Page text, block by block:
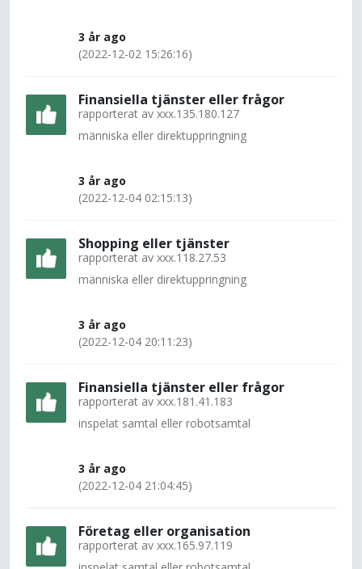
3 år ago
(2022-12-02 15:26:16)
Finansiella tjänster eller frågor
rapporterat av xxx.135.180.127
människa eller direktuppringning
3 år ago
(2022-12-04 02:15:13)
Shopping eller tjänster
rapporterat av xxx.118.27.53
människa eller direktuppringning
3 år ago
(2022-12-04 20:11:23)
Finansiella tjänster eller frågor
rapporterat av xxx.181.41.183
inspelat samtal eller robotsamtal
3 år ago
(2022-12-04 21:04:45)
Företag eller organisation
rapporterat av xxx.165.97.119